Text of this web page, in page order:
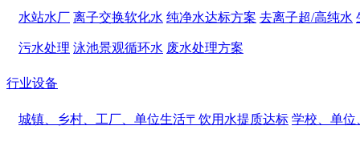
水站水厂 离子交换软化水 纯净水达标方案 去离子超/高纯水
污水处理 泳池景观循环水 废水处理方案
行业设备
城镇、乡村、工厂、单位生活〒饮用水提质达标 学校、单位